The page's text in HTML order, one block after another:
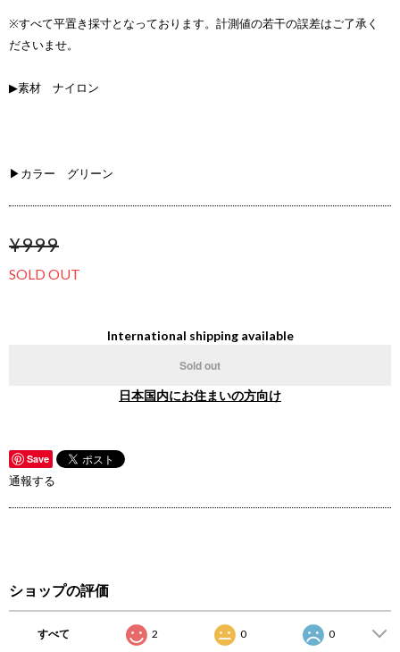
※すべて平置き採寸となっております。計測値の若干の誤差はご了承く
ださいませ。
▶素材 ナイロン
▶カラー グリーン
¥999
SOLD OUT
International shipping available
Sold out
日本国内にお住まいの方向け
Save
通報する
ショップの評価
すべて 2 0 0